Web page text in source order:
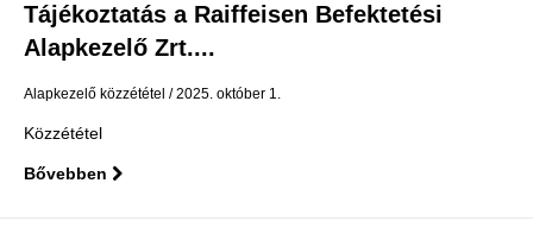
Tájékoztatás a Raiffeisen Befektetési
Alapkezelő Zrt....
Alapkezelő közzététel 2025. október 1.
Közzététel
Bővebben